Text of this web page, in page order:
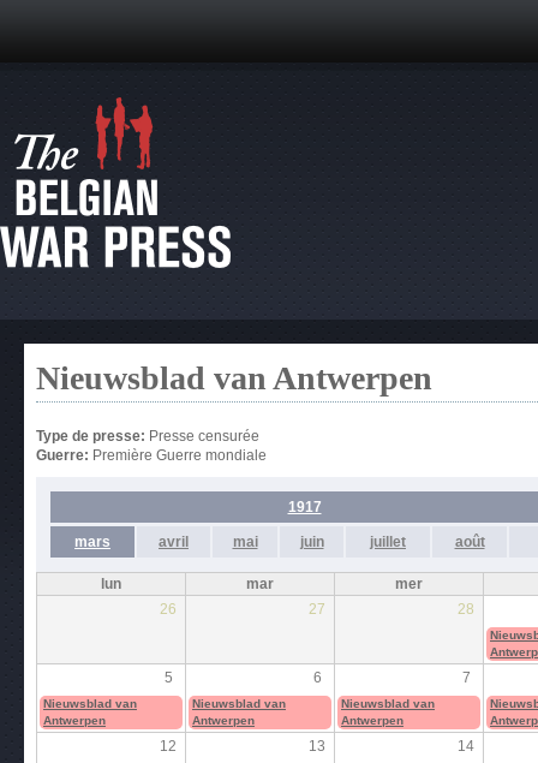
Nieuwsblad van Antwerpen
Type de presse: Presse censurée
Guerre: Première Guerre mondiale
1917
mars avril mai juin juillet août
lun mar
mer
26
27 28
5 6 7
Nieuwsblad van
Antwerpen
Nieuwsblad van
Antwerpen
Nieuwsblad van
Antwerpen
12 13 14